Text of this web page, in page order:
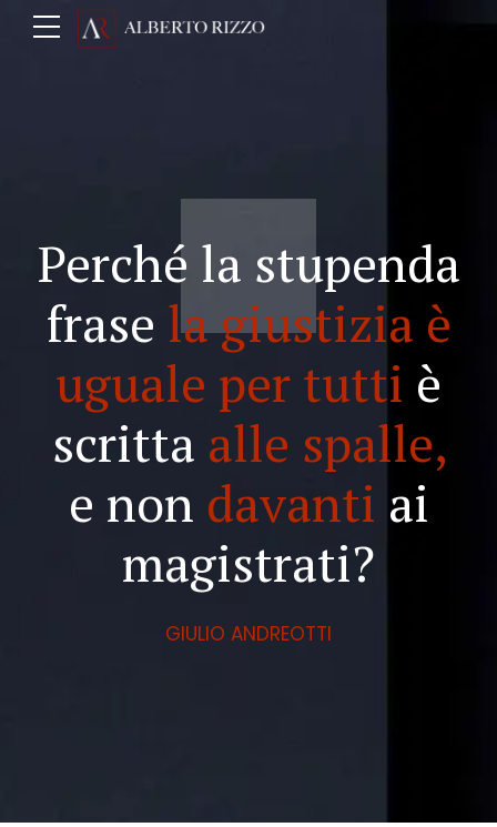
Perché la stupenda
frase la giustizia è
uguale per tutti è
scritta alle spalle,
e non davanti ai
magistrati?
GIULIO ANDREOTTI